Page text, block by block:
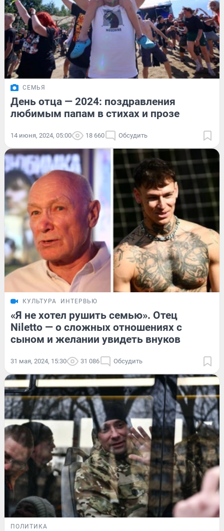
СЕМЬЯ
День отца — 2024: поздравления
любимым папам в стихах и прозе
14 июня, 2024, 05:00 18 660 Обсудить
КУЛЬТУРА ИНТЕРВЬЮ
«Я не хотел рушить семью». Отец
Niletto — о сложных отношениях с
сыном и желании увидеть внуков
31 мая, 2024, 15:30 31 086 Обсудить
ПОЛИТИКА